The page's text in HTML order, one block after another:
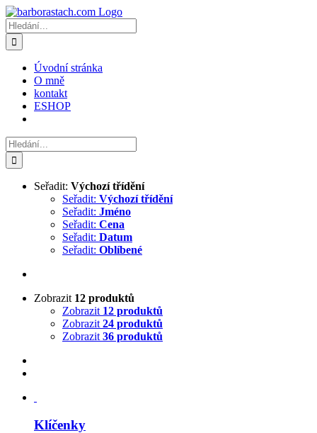
Přeskočit
na
obsah
Hledat:
Úvodní stránka
O mně
kontakt
ESHOP
Hledat:
Seřadit: Výchozí třídění
Seřadit: Výchozí třídění
Seřadit: Jméno
Seřadit: Cena
Seřadit: Datum
Seřadit: Oblíbené
Zobrazit 12 produktů
Zobrazit 12 produktů
Zobrazit 24 produktů
Zobrazit 36 produktů
Klíčenky